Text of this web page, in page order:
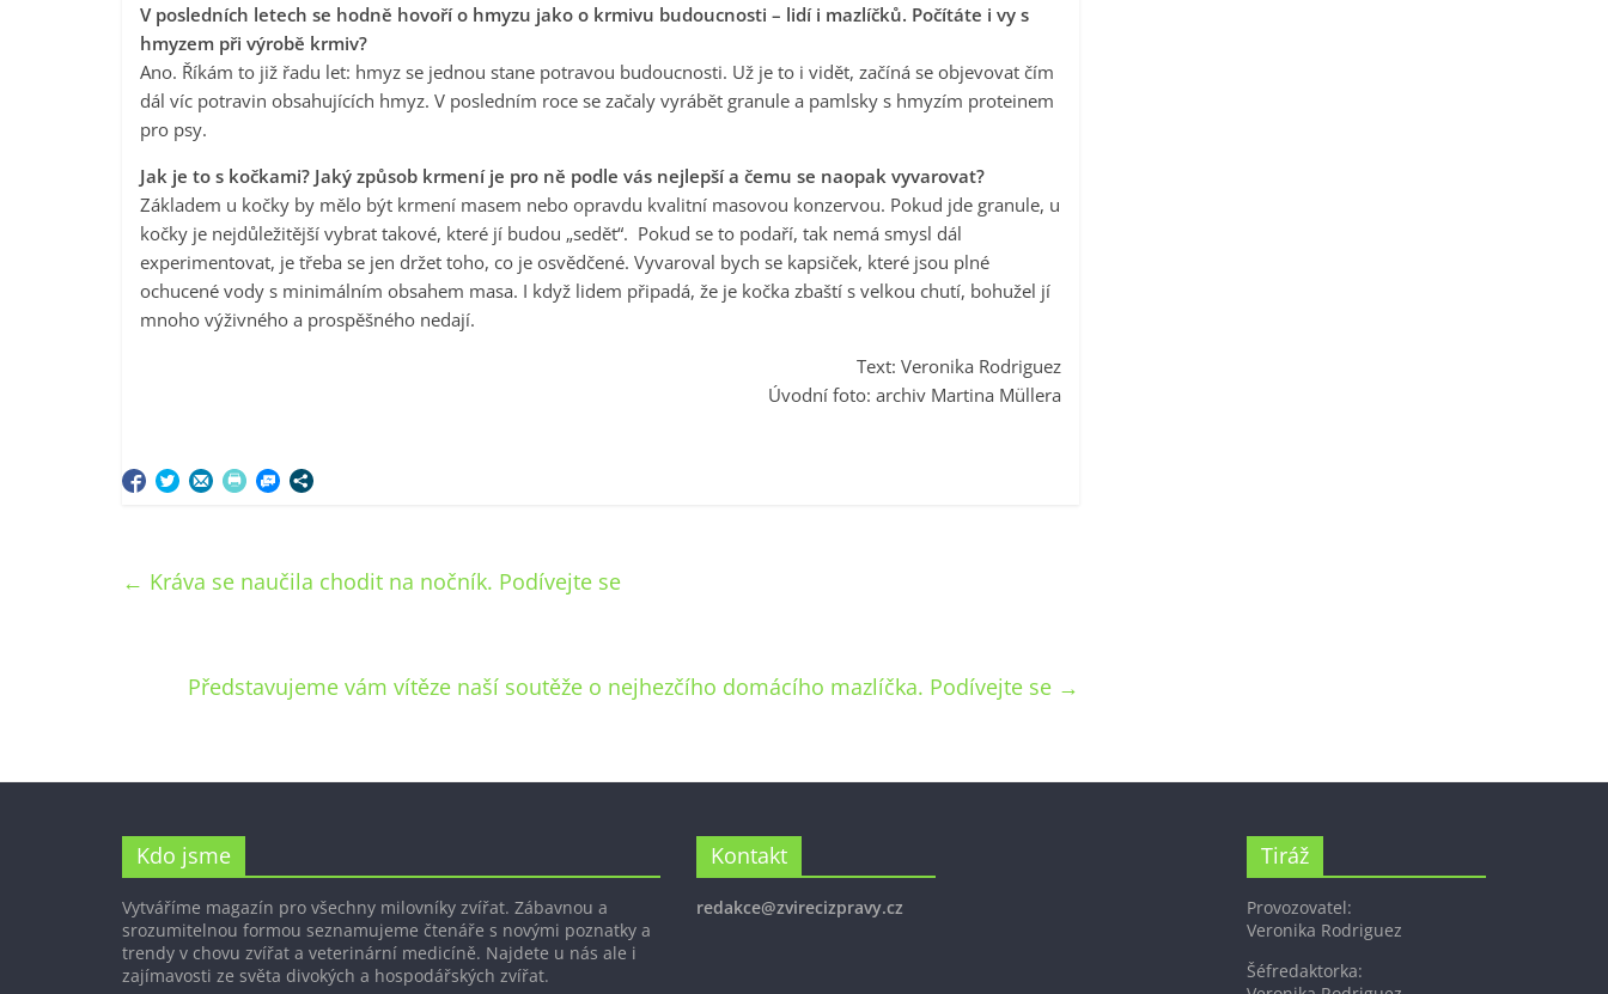
V posledních letech se hodně hovoří o hmyzu jako o krmivu budoucnosti – lidí i mazlíčků. Počítáte i vy s
hmyzem při výrobě krmiv?
Ano. Říkám to již řadu let: hmyz se jednou stane potravou budoucnosti. Už je to i vidět, začíná se objevovat čím
dál víc potravin obsahujících hmyz. V posledním roce se začaly vyrábět granule a pamlsky s hmyzím proteinem
pro psy.
Jak je to s kočkami? Jaký způsob krmení je pro ně podle vás nejlepší a čemu se naopak vyvarovat?
Základem u kočky by mělo být krmení masem nebo opravdu kvalitní masovou konzervou. Pokud jde granule, u
kočky je nejdůležitější vybrat takové, které jí budou „sedět“. Pokud se to podaří, tak nemá smysl dál
experimentovat, je třeba se jen držet toho, co je osvědčené. Vyvaroval bych se kapsiček, které jsou plné
ochucené vody s minimálním obsahem masa. I když lidem připadá, že je kočka zbaští s velkou chutí, bohužel jí
mnoho výživného a prospěšného nedají.
Text: Veronika Rodriguez
Úvodní foto: archiv Martina Müllera
← Kráva se naučila chodit na nočník. Podívejte se
Představujeme vám vítěze naší soutěže o nejhezčího domácího mazlíčka. Podívejte se →
Kdo jsme
Vytváříme magazín pro všechny milovníky zvířat. Zábavnou a
srozumitelnou formou seznamujeme čtenáře s novými poznatky a
trendy v chovu zvířat a veterinární medicíně. Najdete u nás ale i
zajímavosti ze světa divokých a hospodářských zvířat.
Kontakt
redakce@zvirecizpravy.cz
Tiráž
Provozovatel:
Veronika Rodriguez
Šéfredaktorka: